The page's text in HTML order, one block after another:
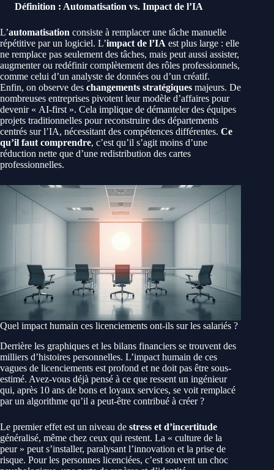
Définition : Automatisation vs. Impact de l’IA
L’automatisation consiste à remplacer une tâche manuelle
répétitive par un logiciel. L’impact de l’IA est plus large : elle
ne remplace pas seulement des tâches, mais peut aussi assister,
augmenter ou redéfinir complètement des rôles professionnels,
comme celui d’un analyste de données ou d’un créatif.
Enfin, on observe des changements stratégiques majeurs. De
nombreuses entreprises pivotent leur modèle d’affaires pour
devenir « AI-first ». Cela implique de démanteler des équipes
projets traditionnelles pour reconstruire des départements
centrés sur l’IA, nécessitant des compétences différentes. Ce
qu’il faut comprendre, c’est qu’il s’agit moins d’une
réduction nette que d’une redistribution des cartes
professionnelles.
Quel impact humain ces licenciements ont-ils sur les salariés ?
Derrière les graphiques et les bilans financiers se trouvent des
milliers d’histoires personnelles. L’impact humain de ces
vagues de licenciements est profond et ne doit pas être sous-
estimé. Avez-vous déjà pensé à ce que ressent un ingénieur
qui, après 10 ans de bons et loyaux services, se voit remplacé
par un algorithme qu’il a peut-être contribué à créer ?
Le premier effet est un niveau de stress et d’incertitude
généralisé, même chez ceux qui restent. La « culture de la
peur » peut s’installer, paralysant l’innovation et la prise de
risque. Pour les personnes licenciées, c’est souvent un choc